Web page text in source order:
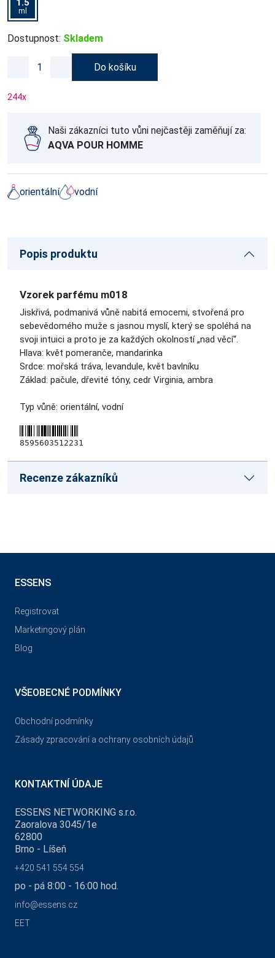
1.5
ml
Dostupnost: Skladem
Do košíku
244x
Naši zákazníci tuto vůni nejčastěji zaměňují za:
AQVA POUR HOMME
orientální vodní
Popis produktu
Vzorek parfému m018
Jiskřivá, podmanivá vůně nabitá emocemi, stvořená pro
sebevědomého muže s jasnou myslí, který se spoléhá na
svoji intuici a proto je za každých okolností „nad věcí“.
Hlava: květ pomeranče, mandarinka
Srdce: mořská tráva, levandule, květ bavlníku
Základ: pačule, dřevité tóny, cedr Virginia, ambra
Typ vůně: orientální, vodní
8595603512231
Recenze zákazníků
ESSENS
Registrovat
Marketingový plán
Blog
VŠEOBECNÉ PODMÍNKY
Obchodní podmínky
Zásady zpracování a ochrany osobních údajů
KONTAKTNÍ ÚDAJE
ESSENS NETWORKING s.r.o.
Zaoralova 3045/1e
62800
Brno - Líšeň
+420 541 554 554
po - pá 8:00 - 16:00 hod.
info@essens.cz
EET